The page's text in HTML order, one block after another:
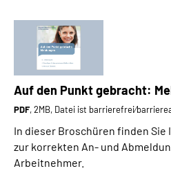
Auf den Punkt gebracht:
PDF, 2MB, Datei ist
In dieser Broschüren finden Sie
zur korrekten An- und
Arbeitnehmer.